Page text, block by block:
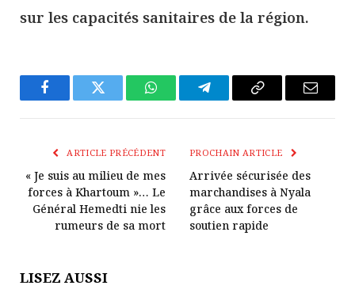
sur les capacités sanitaires de la région.
FacebookTwitter WhatsAppTélégrammeCopier
Lien
E-
ARTICLE PRÉCÉDENT
« Je suis au milieu de mes
forces à Khartoum »… Le
Général Hemedti nie les
rumeurs de sa mort
PROCHAIN ARTICLE
Arrivée sécurisée des
marchandises à Nyala
grâce aux forces de
soutien rapide
LISEZ AUSSI